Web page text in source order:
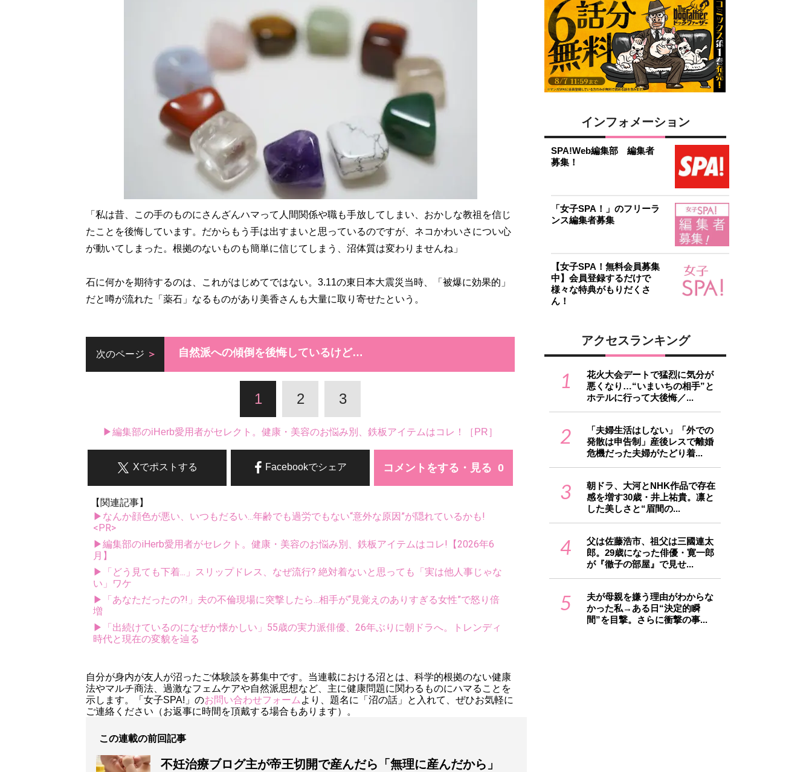
「私は昔、この手のものにさんざんハマって人間関係や職も手放してしまい、おかしな教祖を信じ
たことを後悔しています。だからもう手は出すまいと思っているのですが、ネコかわいさについ心
が動いてしまった。根拠のないものも簡単に信じてしまう、沼体質は変わりませんね」
石に何かを期待するのは、これがはじめてではない。3.11の東日本大震災当時、「被爆に効果的」
だと噂が流れた「薬石」なるものがあり美香さんも大量に取り寄せたという。
次のページ 自然派への傾倒を後悔しているけど…
1 2 3
▶編集部のiHerb愛用者がセレクト。健康・美容のお悩み別、鉄板アイテムはコレ！［PR］
コメントをする・見る
Facebookでシェア
Xでポストする
【関連記事】
▶なんか顔色が悪い、いつもだるい...年齢でも過労でもない“意外な原因”が隠れているかも!
<PR>
▶編集部のiHerb愛用者がセレクト。健康・美容のお悩み別、鉄板アイテムはコレ!【2026年6
月】
▶「どう見ても下着...」スリップドレス、なぜ流行? 絶対着ないと思っても「実は他人事じゃな
い」ワケ
▶「あなただったの?!」夫の不倫現場に突撃したら...相手が“見覚えのありすぎる女性”で怒り倍
増
▶「出続けているのになぜか懐かしい」55歳の実力派俳優、26年ぶりに朝ドラへ。トレンディ
時代と現在の変貌を辿る
自分が身内が友人が沼ったご体験談を募集中です。当連載における沼とは、科学的根拠のない健康
法やマルチ商法、過激なフェムケアや自然派思想など、主に健康問題に関わるものにハマることを
示します。「女子SPA!」のお問い合わせフォーム より、題名に「沼の話」と入れて、ぜひお気軽に
ご連絡ください（お返事に時間を頂戴する場合もあります）。
この連載の前回記事
不妊治療ブログ主が帝王切開で産んだら「無理に産んだから」
インフォメーション
SPA!Web編集部 編集者
募集！
「女子SPA！」のフリーラ
ンス編集者募集
【女子SPA！無料会員募集
中】会員登録するだけで
様々な特典がもりだくさ
ん！
アクセスランキング
1
花火大会デートで猛烈に気分が
悪くなり…“いまいちの相手”と
ホテルに行って大後悔／...
2
「夫婦生活はしない」「外での
発散は申告制」産後レスで離婚
危機だった夫婦がたどり着...
3
朝ドラ、大河とNHK作品で存在
感を増す30歳・井上祐貴。凛と
した美しさと“眉間の...
4
父は佐藤浩市、祖父は三國連太
郎。29歳になった俳優・寛一郎
が『徹子の部屋』で見せ...
5
夫が母親を嫌う理由がわからな
かった私→ある日“決定的瞬
間”を目撃。さらに衝撃の事...